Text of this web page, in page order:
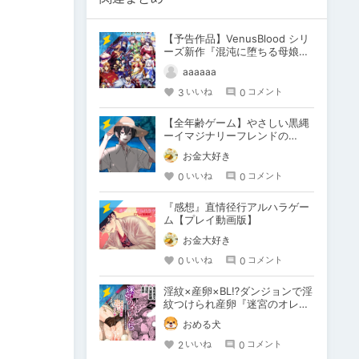
【予告作品】VenusBlood シリ
ーズ新作『混沌に堕ちる母娘
神』
aaaaaa
3 いいね 0 コメント
【全年齢ゲーム】やさしい黒縄
ーイマジナリーフレンドの
「彼」と過ごすおぼんやすみー
お金大好き
0 いいね 0 コメント
『感想』直情径行アルハラゲー
ム【プレイ動画版】
お金大好き
0 いいね 0 コメント
淫紋×産卵×BL⁉ダンジョンで淫
紋つけられ産卵『迷宮のオレた
ち～強○発情モンスターと大量
産卵の巻～』
おめる犬
2 いいね 0 コメント